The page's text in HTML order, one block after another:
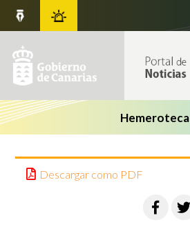
Hemeroteca
Descargar como PDF